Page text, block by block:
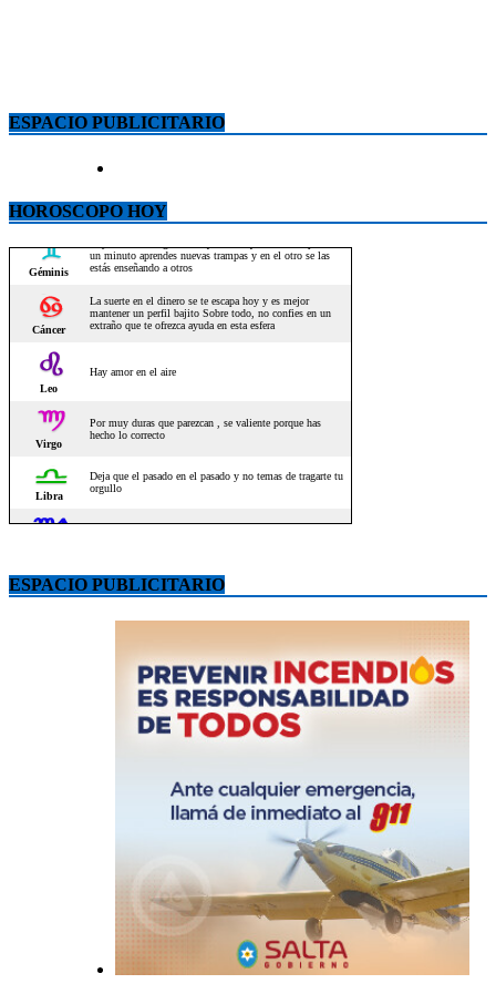
ESPACIO PUBLICITARIO
HOROSCOPO HOY
ESPACIO PUBLICITARIO